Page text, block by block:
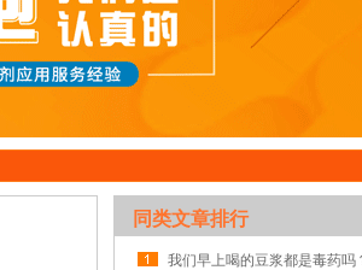
同类文章排行